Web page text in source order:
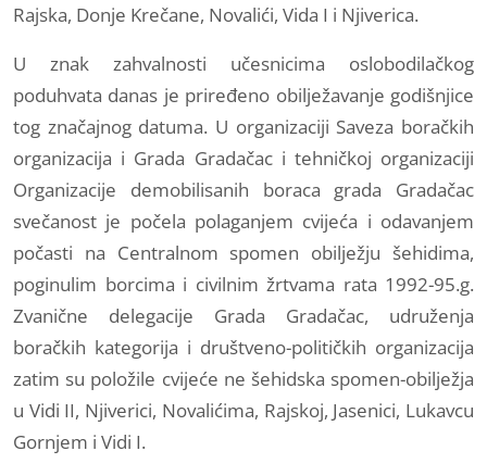
Rajska, Donje Krečane, Novalići, Vida I i Njiverica.
U znak zahvalnosti učesnicima oslobodilačkog
poduhvata danas je priređeno obilježavanje godišnjice
tog značajnog datuma. U organizaciji Saveza boračkih
organizacija i Grada Gradačac i tehničkoj organizaciji
Organizacije demobilisanih boraca grada Gradačac
svečanost je počela polaganjem cvijeća i odavanjem
počasti na Centralnom spomen obilježju šehidima,
poginulim borcima i civilnim žrtvama rata 1992-95.g.
Zvanične delegacije Grada Gradačac, udruženja
boračkih kategorija i društveno-političkih organizacija
zatim su položile cvijeće ne šehidska spomen-obilježja
u Vidi II, Njiverici, Novalićima, Rajskoj, Jasenici, Lukavcu
Gornjem i Vidi I.